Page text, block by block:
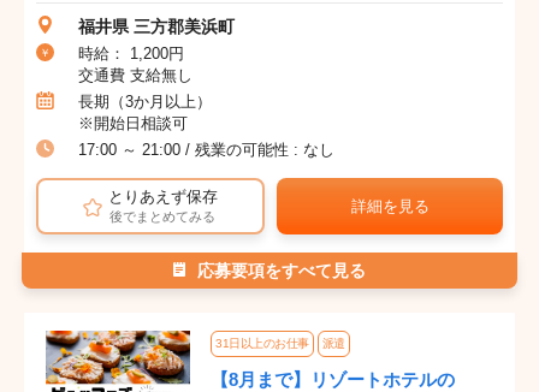
福井県 三方郡美浜町
時給： 1,200円
交通費 支給無し
長期（3か月以上）
※開始日相談可
17:00 ～ 21:00 / 残業の可能性 : なし
とりあえず保存
後でまとめてみる
詳細を見る
応募要項をすべて見る
31日以上のお仕事 派遣
【8月まで】リゾートホテルの